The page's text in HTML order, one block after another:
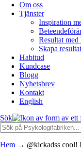
Om oss
Tjänster
Inspiration
Resultat
Skapa
Habitud
Kundcase
Blogg
Nyhetsbrev
Kontakt
English
Sök
Hem → @kickadss